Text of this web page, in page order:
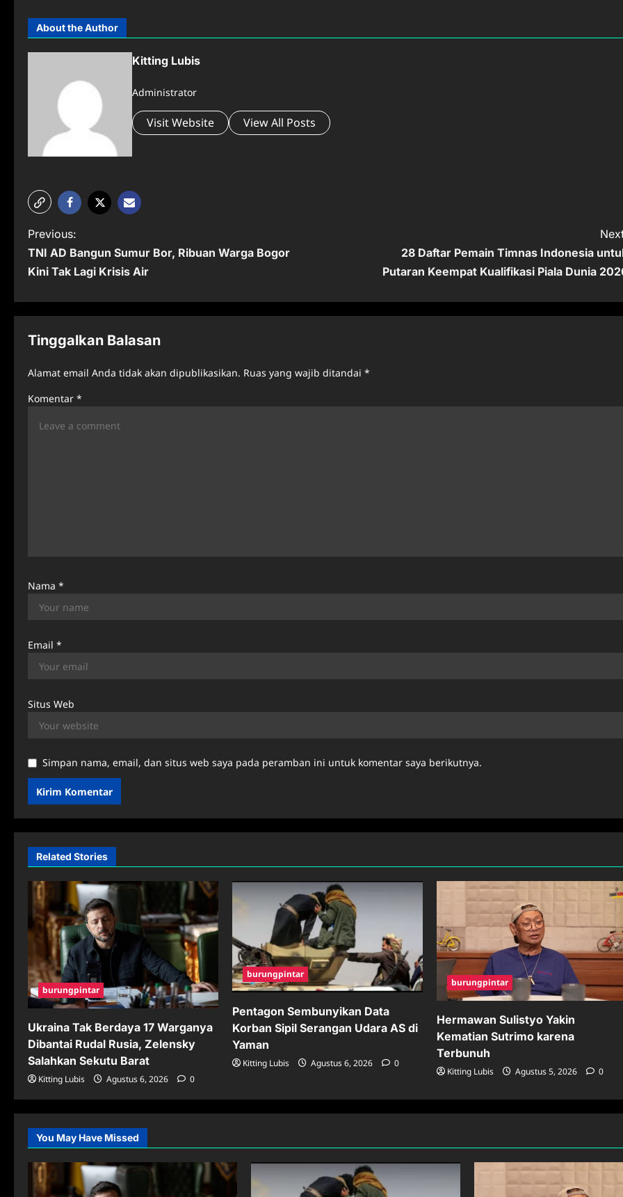
About the Author
Kitting Lubis
Administrator
Visit Website View All Posts
P
o
t
n
Previous:
TNI AD Bangun Sumur Bor, Ribuan Warga Bogor
Kini Tak Lagi Krisis Air
28 Daftar Pemain Timnas Indonesia
Putaran Keempat Kualifikasi Piala Dunia
Tinggalkan Balasan
Alamat email Anda tidak akan dipublikasikan. Ruas yang wajib ditandai *
Komentar *
Nama *
Email *
Situs Web
Simpan nama, email, dan situs web saya pada peramban ini untuk komentar saya berikutnya.
Related Stories
burungpintar
Ukraina Tak Berdaya 17 Warganya
Dibantai Rudal Rusia, Zelensky
Salahkan Sekutu Barat
Kitting Lubis Agustus 6, 2026 0
burungpintar
Pentagon Sembunyikan Data
Korban Sipil Serangan Udara AS di
Yaman
Kitting Lubis Agustus 6, 2026 0
burungpintar
Hermawan Sulistyo Yakin
Kematian Sutrimo karena
Terbunuh
Kitting Lubis Agustus 5, 2026 0
You May Have Missed